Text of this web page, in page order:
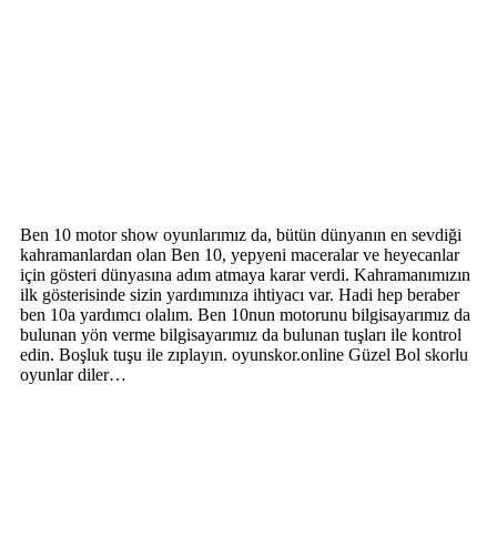
Ben 10 motor show oyunlarımız da, bütün dünyanın en sevdiği
kahramanlardan olan Ben 10, yepyeni maceralar ve heyecanlar
için gösteri dünyasına adım atmaya karar verdi. Kahramanımızın
ilk gösterisinde sizin yardımınıza ihtiyacı var. Hadi hep beraber
ben 10a yardımcı olalım. Ben 10nun motorunu bilgisayarımız da
bulunan yön verme bilgisayarımız da bulunan tuşları ile kontrol
edin. Boşluk tuşu ile zıplayın. oyunskor.online Güzel Bol skorlu
oyunlar diler…